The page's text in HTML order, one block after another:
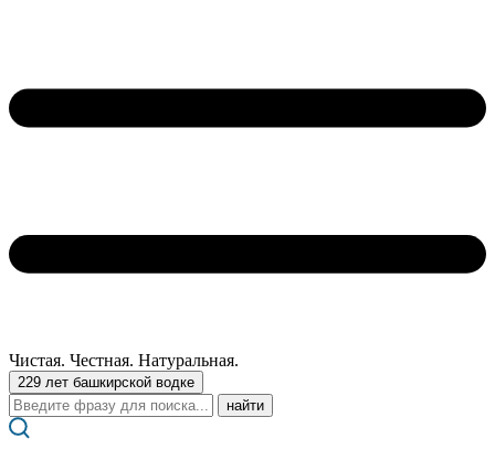
Чистая. Честная. Натуральная.
229 лет башкирской водке
Поиск: